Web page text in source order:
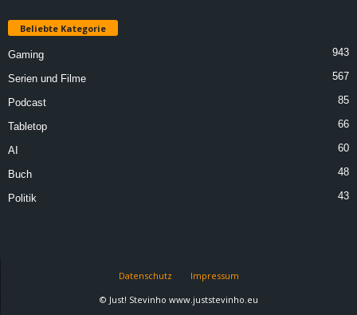
Beliebte Kategorie
Gaming 943
Serien und Filme 567
Podcast 85
Tabletop 66
AI 60
Buch 48
Politik 43
Datenschutz
Impressum
© Just! Stevinho www.juststevinho.eu